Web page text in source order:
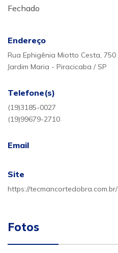
Fechado
Endereço
Rua Ephigênia Miotto Cesta, 750
Jardim Maria - Piracicaba / SP
Telefone(s)
(19)3185-0027
(19)99679-2710
Email
Site
https://tecmancortedobra.com.br/
Fotos